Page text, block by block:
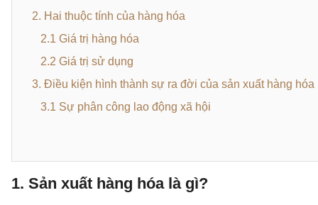
2. Hai thuộc tính của hàng hóa
2.1 Giá trị hàng hóa
2.2 Giá trị sử dụng
3. Điều kiện hình thành sự ra đời của sản xuất hàng hóa
3.1 Sự phân công lao động xã hội
1. Sản xuất hàng hóa là gì?